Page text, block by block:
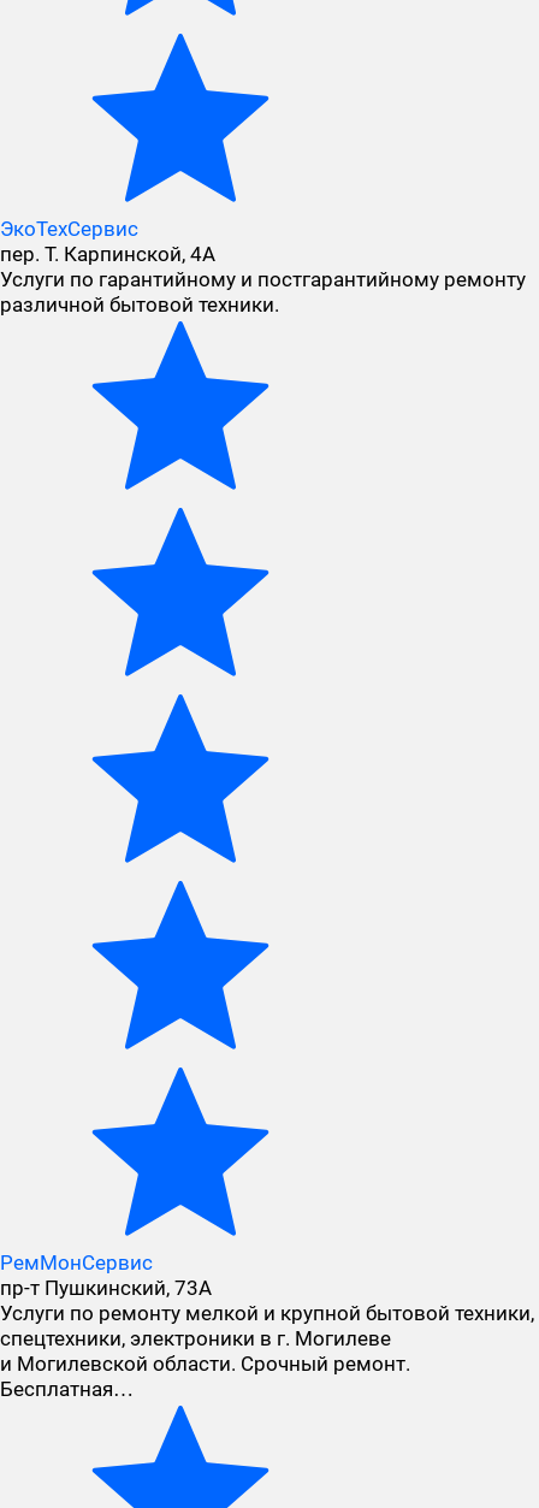
ЭкоТехСервис
пер. Т. Карпинской, 4А
Услуги по гарантийному и постгарантийному ремонту
различной бытовой техники.
РемМонСервис
пр-т Пушкинский, 73А
Услуги по ремонту мелкой и крупной бытовой техники,
спецтехники, электроники в г. Могилеве
и Могилевской области. Срочный ремонт.
Бесплатная…